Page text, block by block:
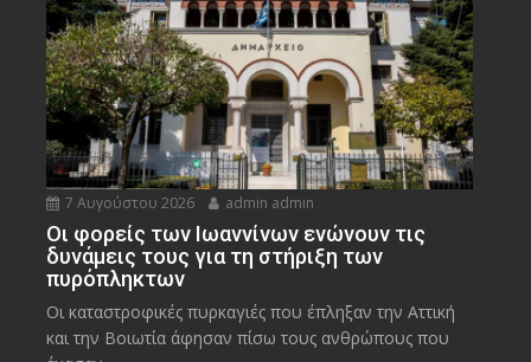
7 Αυγούστου 2026 admin admin
Οι φορείς των Ιωαννίνων ενώνουν τις
δυνάμεις τους για τη στήριξη των
πυρόπληκτων
Οι καταστροφικές πυρκαγιές που έπληξαν την Αττική
και την Bοιωτία άφησαν πίσω τους ανθρώπους που